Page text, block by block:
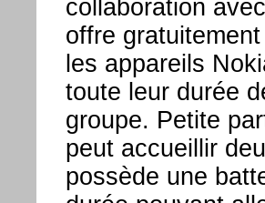
collaboration
offre
les appareils
toute leur durée
groupe. Petite
peut accueillir
possède une